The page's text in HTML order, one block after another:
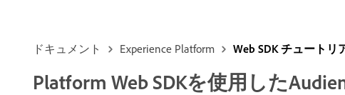
ドキュメント Experience Platform Web SDK チュートリ
Platform Web SDKを使用した